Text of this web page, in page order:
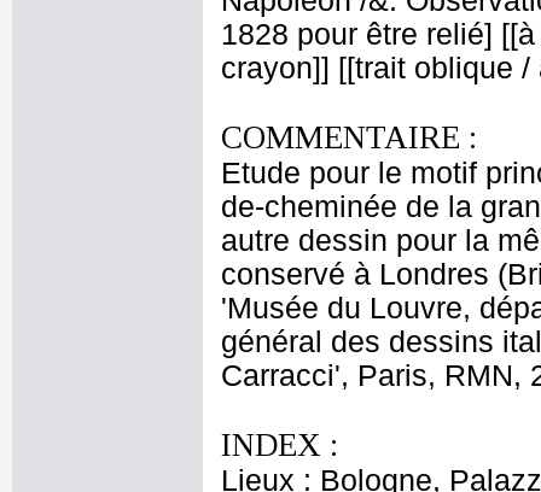
1828 pour être relié]
crayon]] [[trait oblique
COMMENTAIRE :
Etude pour le motif
de-cheminée de la
autre dessin pour la
conservé à Londres
'Musée du Louvre,
général des dessins
Carracci', Paris, RMN,
INDEX :
Lieux : Bologne,